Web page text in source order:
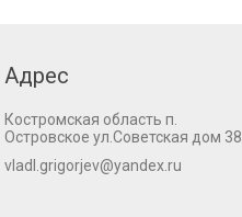
Адрес
Костромская область п.
Островское ул.Советская дом 38
vladl.grigorjev@yandex.ru